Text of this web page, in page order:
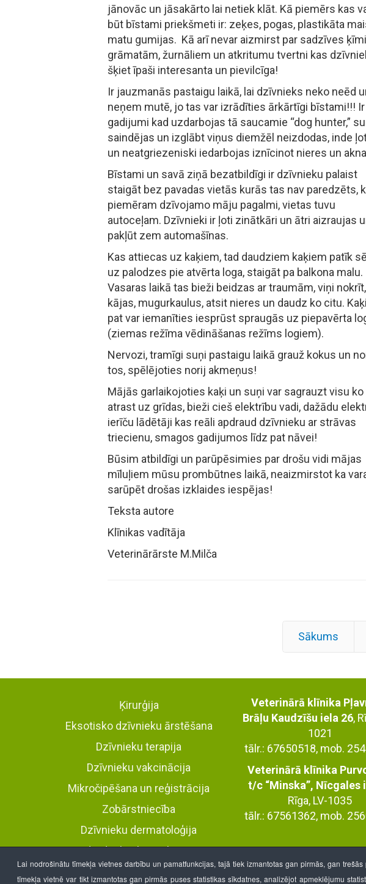
jānovāc un jāsakārto lai netiek klāt. Kā piemērs kas
būt bīstami priekšmeti ir: zeķes, pogas, plastikāta
matu gumijas. Kā arī nevar aizmirst par sadzīves
grāmatām, žurnāliem un atkritumu tvertni kas
šķiet īpaši interesanta un pievilcīga!
Ir jauzmanās pastaigu laikā, lai dzīvnieks neko neēd
neņem mutē, jo tas var izrādīties ārkārtīgi bīstami!!! Ir
gadijumi kad uzdarbojas tā saucamie “dog hunter,”
saindējas un izglābt viņus diemžēl neizdodas, inde
un neatgriezeniski iedarbojas iznīcinot nieres un
Bīstami un savā ziņā bezatbildīgi ir dzīvnieku palaist
staigāt bez pavadas vietās kurās tas nav paredzēts,
piemēram dzīvojamo māju pagalmi, vietas tuvu
autoceļam. Dzīvnieki ir ļoti zinātkāri un ātri aizraujas
pakļūt zem automašīnas.
Kas attiecas uz kaķiem, tad daudziem kaķiem patīk
uz palodzes pie atvērta loga, staigāt pa balkona malu.
Vasaras laikā tas bieži beidzas ar traumām, viņi
kājas, mugurkaulus, atsit nieres un daudz ko citu.
pat var iemanīties iesprūst spraugās uz piepavērta
(ziemas režīma vēdināšanas režīms logiem).
Nervozi, tramīgi suņi pastaigu laikā grauž kokus un
tos, spēlējoties norij akmeņus!
Mājās garlaikojoties kaķi un suņi var sagrauzt visu ko
atrast uz grīdas, bieži cieš elektrību vadi, dažādu
ierīču lādētāji kas reāli apdraud dzīvnieku ar strāvas
triecienu, smagos gadijumos līdz pat nāvei!
Būsim atbildīgi un parūpēsimies par drošu vidi mājas
mīluļiem mūsu prombūtnes laikā, neaizmirstot ka
sarūpēt drošas izklaides iespējas!
Teksta autore
Klīnikas vadītāja
Veterinārārste M.Milča
Sākums
Ķirurģija
Eksotisko dzīvnieku ārstēšana
Dzīvnieku terapija
Dzīvnieku vakcinācija
Mikročipēšana un reģistrācija
Zobārstniecība
Dzīvnieku dermatoloģija
Individuālās konsultācijas
Dzīvnieku apdrošināšana
Veterinārā klīnika
Brāļu Kaudzīšu iela 26,
1021
tālr.: 67650518, mob.
Veterinārā klīnika
t/c “Minska”, Nīcgales
Rīga, LV-1035
tālr.: 67561362, mob.
Lai nodrošinātu tīmekļa vietnes darbību un pamatfunkcijas, tajā tiek izmantotas gan pirmās, gan
tīmekļa vietnē var tikt izmantotas gan pirmās puses statistikas sīkdatnes, analizējot apmeklējumu